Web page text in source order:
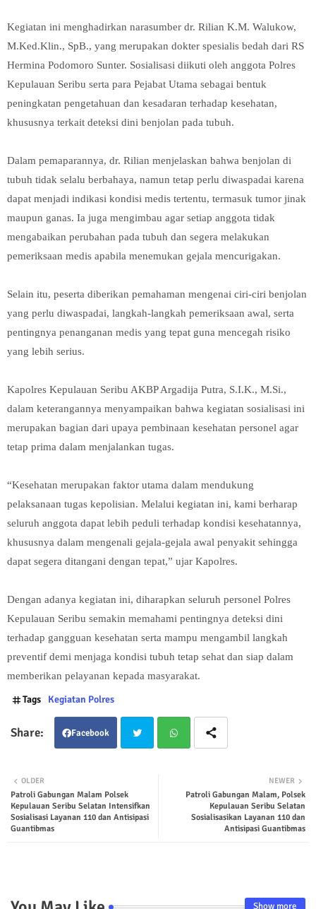
Kegiatan ini menghadirkan narasumber dr. Rilian K.M. Walukow,
M.Ked.Klin., SpB., yang merupakan dokter spesialis bedah dari RS
Hermina Podomoro Sunter. Sosialisasi diikuti oleh anggota Polres
Kepulauan Seribu serta para Pejabat Utama sebagai bentuk
peningkatan pengetahuan dan kesadaran terhadap kesehatan,
khususnya terkait deteksi dini benjolan pada tubuh.
Dalam pemaparannya, dr. Rilian menjelaskan bahwa benjolan di
tubuh tidak selalu berbahaya, namun tetap perlu diwaspadai karena
dapat menjadi indikasi kondisi medis tertentu, termasuk tumor jinak
maupun ganas. Ia juga mengimbau agar setiap anggota tidak
mengabaikan perubahan pada tubuh dan segera melakukan
pemeriksaan medis apabila menemukan gejala mencurigakan.
Selain itu, peserta diberikan pemahaman mengenai ciri-ciri benjolan
yang perlu diwaspadai, langkah-langkah pemeriksaan awal, serta
pentingnya penanganan medis yang tepat guna mencegah risiko
yang lebih serius.
Kapolres Kepulauan Seribu AKBP Argadija Putra, S.I.K., M.Si.,
dalam keterangannya menyampaikan bahwa kegiatan sosialisasi ini
merupakan bagian dari upaya pembinaan kesehatan personel agar
tetap prima dalam menjalankan tugas.
“Kesehatan merupakan faktor utama dalam mendukung
pelaksanaan tugas kepolisian. Melalui kegiatan ini, kami berharap
seluruh anggota dapat lebih peduli terhadap kondisi kesehatannya,
khususnya dalam mengenali gejala-gejala awal penyakit sehingga
dapat segera ditangani dengan tepat,” ujar Kapolres.
Dengan adanya kegiatan ini, diharapkan seluruh personel Polres
Kepulauan Seribu semakin memahami pentingnya deteksi dini
terhadap gangguan kesehatan serta mampu mengambil langkah
preventif demi menjaga kondisi tubuh tetap sehat dan siap dalam
memberikan pelayanan kepada masyarakat.
Tags Kegiatan Polres
Facebook
NEWER
Patroli Gabungan Malam, Polsek
Kepulauan Seribu Selatan
Sosialisasikan Layanan 110 dan
Antisipasi Guantibmas
OLDER
Patroli Gabungan Malam Polsek
Kepulauan Seribu Selatan Intensifkan
Sosialisasi Layanan 110 dan Antisipasi
Guantibmas
Show more